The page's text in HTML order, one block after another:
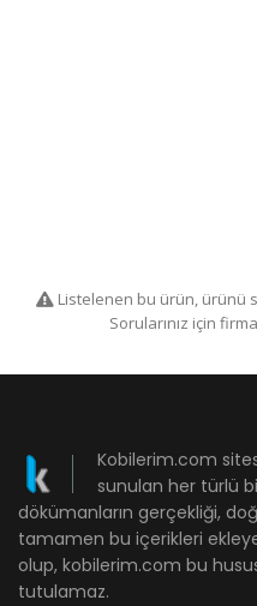
Listelenen bu ürün, ürünü
Sorularınız için
Kobilerim.com
sunulan her türlü
dökümanların gerçekliği,
tamamen bu içerikleri
olup, kobilerim.com bu
tutulamaz.